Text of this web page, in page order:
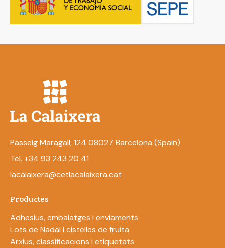
Passeig Maragall, 124 08027 Barcelona (Spain)
Tel. +34 93 243 20 41
lacalaixera@cetlacalaixera.cat
Productes
Adhesius, embalatges i enviaments
Lots de Nadal i cistelles de fruita
Arxius, classificacions i etiquetats